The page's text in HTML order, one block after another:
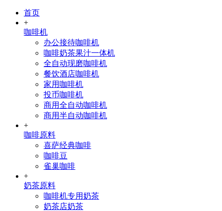
首页
+
咖啡机
办公接待咖啡机
咖啡奶茶果汁一体机
全自动现磨咖啡机
餐饮酒店咖啡机
家用咖啡机
投币咖啡机
商用全自动咖啡机
商用半自动咖啡机
+
咖啡原料
喜萨经典咖啡
咖啡豆
雀巢咖啡
+
奶茶原料
咖啡机专用奶茶
奶茶店奶茶